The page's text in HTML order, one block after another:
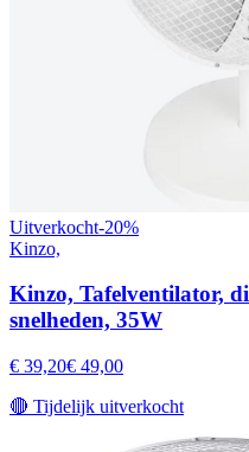
Uitverkocht-20%
Kinzo,
Kinzo, Tafelventilator,
snelheden, 35W
€ 39,20€ 49,00
🔴 Tijdelijk uitverkocht